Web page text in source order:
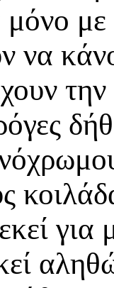
με
να
ρόγες